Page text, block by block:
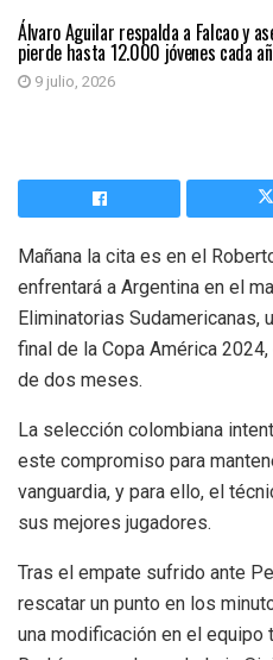
Álvaro Aguilar respalda a Falcao y
pierde hasta 12.000 jóvenes cada
9 julio, 2026
Mañana la cita es en el
enfrentará a Argentina en el
Eliminatorias Sudamericanas,
final de la Copa América
de dos meses.
La selección colombiana
este compromiso para
vanguardia, y para ello, el
sus mejores jugadores.
Tras el empate sufrido ante
rescatar un punto en los
una modificación en el equipo